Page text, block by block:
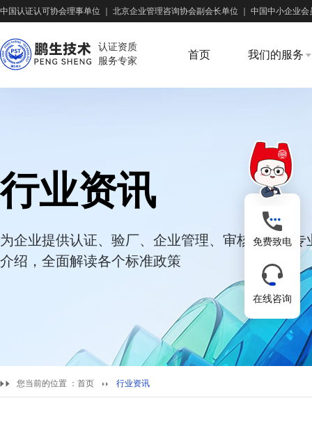
中国认证认可协会理事单位 北京企业管理咨询协会副会长单位 中国中小企业会
认证资质
服务专家
首页 我们的服务
行业资讯
为企业提供认证、验厂、企业管理、审核培训等专
介绍，全面解读各个标准政策
您当前的位置 ： 首页 行业资讯
免费致电
在线咨询